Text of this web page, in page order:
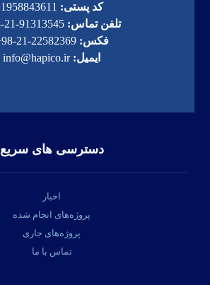
کد پستی:
تلفن تماس: 91313545-21-98+
فکس: 22582369-21-98+
ایمیل: info@hapico.ir
دسترسی های سریع
اخبار
پروژه‌های انجام شده
پروژه‌های جاری
تماس با ما